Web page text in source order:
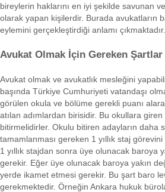
bireylerin haklarını en iyi şekilde savunan
olarak yapan kişilerdir. Burada avukatların
eylemini gerçekleştirdiği anlamı çıkmaktadır.
Avukat Olmak İçin Gereken
Avukat olmak ve avukatlık mesleğini
başında Türkiye Cumhuriyeti vatandaşı
görülen okula ve bölüme gerekli puanı
atılan adımlardan birisidir. Bu okullara
bitirmelidirler. Okulu bitiren adayların daha
tamamlanması gereken 1 yıllık staj
1 yıllık stajdan sonra üye olunacak baroya
gerekir. Eğer üye olunacak baroya yakın
yerde ikamet etmesi gerekir. Bu şart baro
gerekmektedir. Örneğin Ankara hukuk